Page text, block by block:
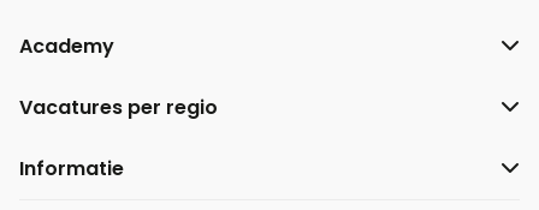
Academy
Vacatures per regio
Informatie